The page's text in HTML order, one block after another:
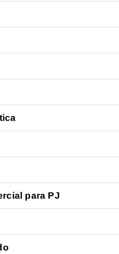
para PJ